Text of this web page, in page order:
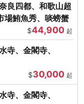
良四都、和歌山超
場鮪魚秀、啖螃蟹
$44,900 起
寺、金閣寺、
$30,000 起
寺、金閣寺、